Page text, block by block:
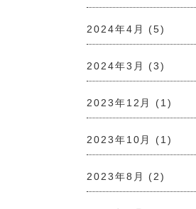
2024年4月 (5)
2024年3月 (3)
2023年12月 (1)
2023年10月 (1)
2023年8月 (2)